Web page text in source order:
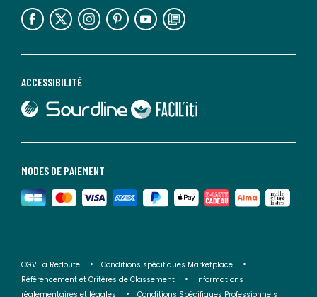
MODES DE PAIEMENT
ACCESSIBILITÉ
lien vers Sourdline
lien vers Faciliti
lien vers l'espace réseaux sociaux lien vers l'espace réseaux sociaux lien vers l'espace réseaux sociaux lien vers l'espace réseaux sociaux lien vers l'espace réseaux sociaux lien vers le blog la redoute
CGV La Redoute
Conditions spécifiques Marketplace
Référencement et Critères de Classement
Informations
réglementaires et légales
Conditions Spécifiques Professionnels